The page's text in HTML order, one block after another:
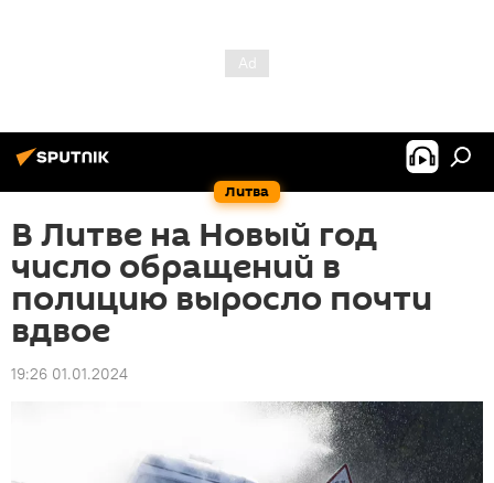
Литва
В Литве на Новый год
число обращений в
полицию выросло почти
вдвое
19:26 01.01.2024